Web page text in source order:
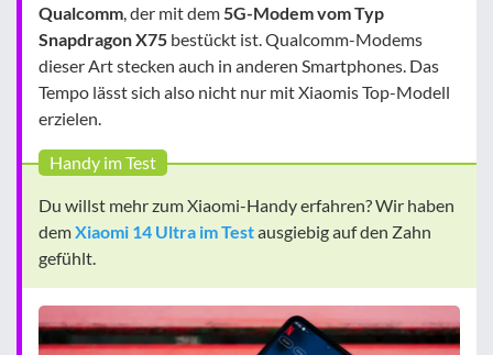
Qualcomm, der mit dem5G-Modem vom Typ
Snapdragon X75 bestückt ist. Qualcomm-Modems
dieser Art stecken auch in anderen Smartphones. Das
Tempo lässt sich also nicht nur mit Xiaomis Top-Modell
erzielen.
Handy im Test
Du willst mehr zum Xiaomi-Handy erfahren? Wir haben
demXiaomi 14 Ultra im Testausgiebig auf den Zahn
gefühlt.